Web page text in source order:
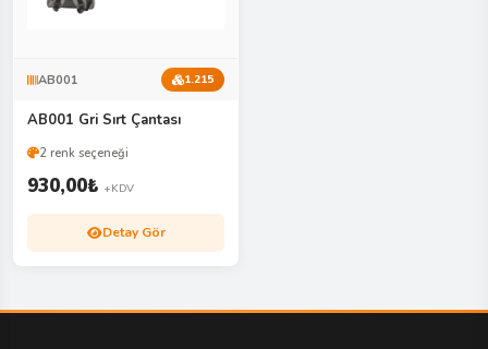
AB001 1.215
AB001 Gri Sırt Çantası
2 renk seçeneği
930,00₺ +KDV
Detay Gör